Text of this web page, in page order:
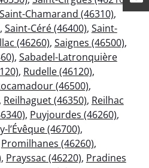
Saint-Chamarand (46310),
, Saint-Céré (46400), Saint-
(46260), Saignes (46500),
, Sabadel-Latronquière
, Rudelle (46120),
(46500),
, Reilhaguet (46350), Reilhac
, Puyjourdes (46260),
l’Évêque (46700),
Promilhanes (46260),
, Prayssac (46220), Pradines